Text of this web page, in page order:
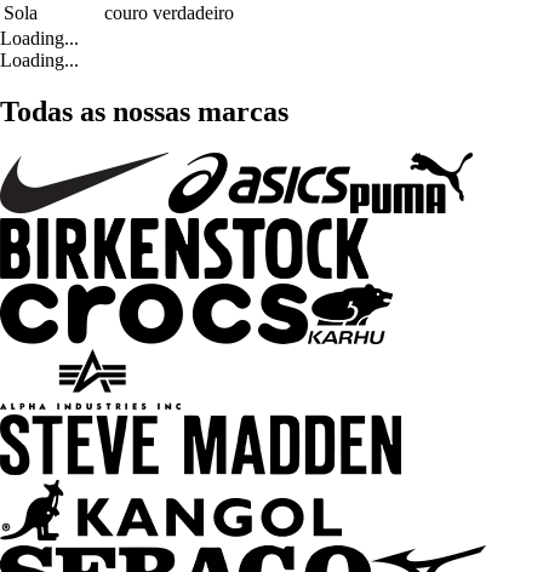
Sola
couro verdadeiro
Loading...
Loading...
Todas as nossas marcas